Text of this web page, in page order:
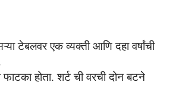
टेबलवर एकव्यक्तीआणि दहा वर्षांची
फाटकाहोता. शर्ट चीवरची दोन बटने